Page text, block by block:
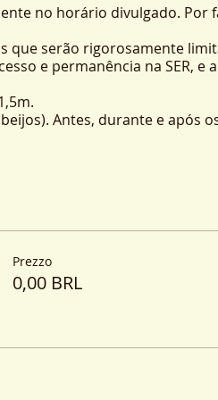
no horário divulgado. Por
que serão rigorosamente
e permanência na SER, e
Antes, durante e após
bebedouros estarão
corrimões e etc)
19
Prezzo
0,00 BRL